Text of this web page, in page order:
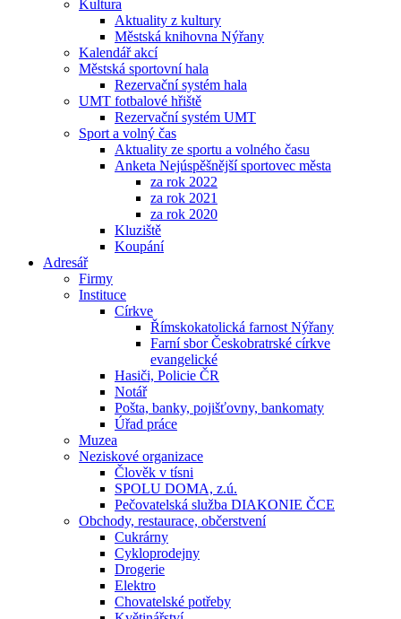
Kultura
Aktuality z kultury
Městská knihovna Nýřany
Kalendář akcí
Městská sportovní hala
Rezervační systém hala
UMT fotbalové hřiště
Rezervační systém UMT
Sport a volný čas
Aktuality ze sportu a volného času
Anketa Nejúspěšnější sportovec města
za rok 2022
za rok 2021
za rok 2020
Kluziště
Koupání
Adresář
Firmy
Instituce
Církve
Římskokatolická farnost Nýřany
Farní sbor Českobratrské církve
evangelické
Hasiči, Policie ČR
Notář
Pošta, banky, pojišťovny, bankomaty
Úřad práce
Muzea
Neziskové organizace
Člověk v tísni
SPOLU DOMA, z.ú.
Pečovatelská služba DIAKONIE ČCE
Obchody, restaurace, občerstvení
Cukrárny
Cykloprodejny
Drogerie
Elektro
Chovatelské potřeby